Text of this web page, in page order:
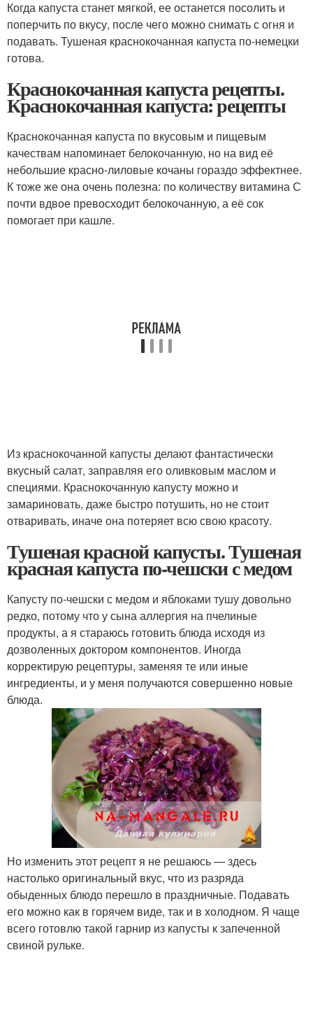
Когда капуста станет мягкой, ее останется посолить и
поперчить по вкусу, после чего можно снимать с огня и
подавать. Тушеная краснокочанная капуста по-немецки
готова.
Краснокочанная капуста рецепты.
Краснокочанная капуста: рецепты
Краснокочанная капуста по вкусовым и пищевым
качествам напоминает белокочанную, но на вид её
небольшие красно-лиловые кочаны гораздо эффектнее.
К тоже же она очень полезна: по количеству витамина С
почти вдвое превосходит белокочанную, а её сок
помогает при кашле.
Из краснокочанной капусты делают фантастически
вкусный салат, заправляя его оливковым маслом и
специями. Краснокочанную капусту можно и
замариновать, даже быстро потушить, но не стоит
отваривать, иначе она потеряет всю свою красоту.
Тушеная красной капусты. Тушеная
красная капуста по-чешски с медом
Капусту по-чешски с медом и яблоками тушу довольно
редко, потому что у сына аллергия на пчелиные
продукты, а я стараюсь готовить блюда исходя из
дозволенных доктором компонентов. Иногда
корректирую рецептуры, заменяя те или иные
ингредиенты, и у меня получаются совершенно новые
блюда.
Но изменить этот рецепт я не решаюсь — здесь
настолько оригинальный вкус, что из разряда
обыденных блюдо перешло в праздничные. Подавать
его можно как в горячем виде, так и в холодном. Я чаще
всего готовлю такой гарнир из капусты к запеченной
свиной рульке.